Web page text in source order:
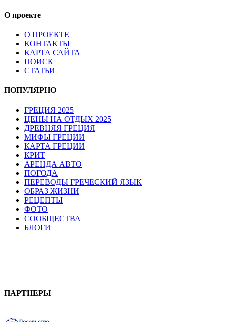
О проекте
О ПРОЕКТЕ
КОНТАКТЫ
КАРТА САЙТА
ПОИСК
СТАТЬИ
ПОПУЛЯРНО
ГРЕЦИЯ 2025
ЦЕНЫ НА ОТДЫХ 2025
ДРЕВНЯЯ ГРЕЦИЯ
МИФЫ ГРЕЦИИ
КАРТА ГРЕЦИИ
КРИТ
АРЕНДА АВТО
ПОГОДА
ПЕРЕВОДЫ ГРЕЧЕСКИЙ ЯЗЫК
ОБРАЗ ЖИЗНИ
РЕЦЕПТЫ
ФОТО
СООБЩЕСТВА
БЛОГИ
ПАРТНЕРЫ